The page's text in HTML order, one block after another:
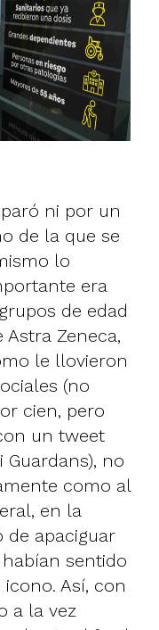
ni por un
de la que se
lo
era
de edad
Zeneca,
le llovieron
(no
cien, pero
un tweet
Guardans), no
como al
en la
apaciguar
sentido
Así, con
a la vez